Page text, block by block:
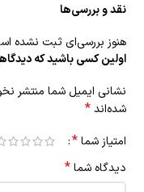
نقد و بررسی‌ها
هنوز بررسی‌ای ثبت نشده
اولین کسی باشید که
نشانی ایمیل شما منتشر
شده‌اند*
امتیاز شما*
دیدگاه شما*